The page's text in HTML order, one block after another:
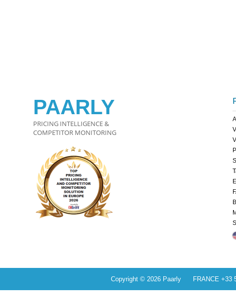
PAARLY
PRICING INTELLIGENCE &
COMPETITOR MONITORING
Copyright © 2026 Paarly FRANCE +33